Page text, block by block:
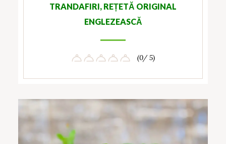
TRANDAFIRI, REȚETĂ ORIGINAL
ENGLEZEASCĂ
(0/ 5)